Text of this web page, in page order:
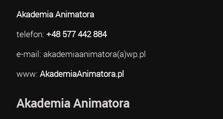
Akademia Animatora
telefon: +48 577 442 884
e-mail: akademiaanimatora(a)wp.pl
www: AkademiaAnimatora.pl
Akademia Animatora